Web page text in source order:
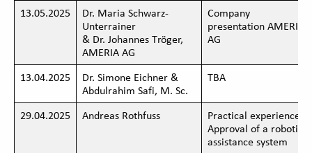
13.05.2025
Dr. Maria Schwarz-
Unterrainer
& Dr. Johannes Tröger,
AMERIA AG
Company
presentation AMERIA
AG
13.04.2025
Dr. Simone Eichner &
Abdulrahim Safi, M. Sc.
TBA
29.04.2025 Andreas Rothfuss
Practical experience:
Approval of a robotic
assistance system